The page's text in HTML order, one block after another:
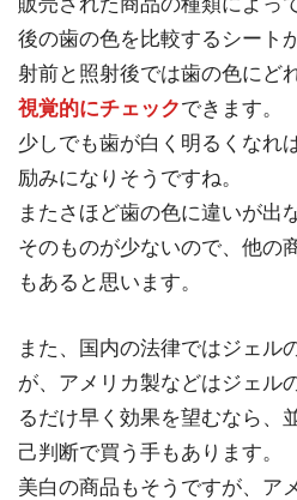
後の歯の色を比較するシート
射前と照射後では歯の色にど
視覚的にチェックできます。
少しでも歯が白く明るくなれ
励みになりそうですね。
またさほど歯の色に違いが出
そのものが少ないので、他の
もあると思います。
また、国内の法律ではジェル
が、アメリカ製などはジェル
るだけ早く効果を望むなら、
己判断で買う手もあります。
美白の商品もそうですが、ア